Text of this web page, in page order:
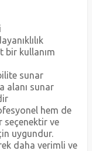
bir kullanım
sunar
alanı sunar
hem de
seçenektir ve
uygundur.
daha verimli ve